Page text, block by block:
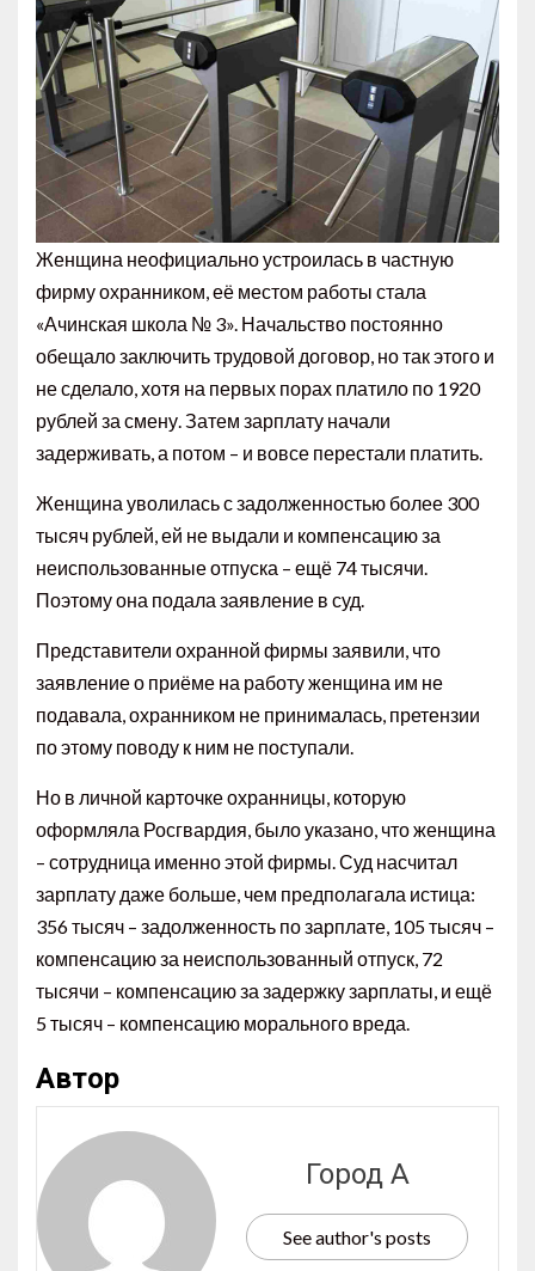
Женщина неофициально устроилась в частную
фирму охранником, её местом работы стала
«Ачинская школа № 3». Начальство постоянно
обещало заключить трудовой договор, но так этого и
не сделало, хотя на первых порах платило по 1920
рублей за смену. Затем зарплату начали
задерживать, а потом – и вовсе перестали платить.
Женщина уволилась с задолженностью более 300
тысяч рублей, ей не выдали и компенсацию за
неиспользованные отпуска – ещё 74 тысячи.
Поэтому она подала заявление в суд.
Представители охранной фирмы заявили, что
заявление о приёме на работу женщина им не
подавала, охранником не принималась, претензии
по этому поводу к ним не поступали.
Но в личной карточке охранницы, которую
оформляла Росгвардия, было указано, что женщина
– сотрудница именно этой фирмы. Суд насчитал
зарплату даже больше, чем предполагала истица:
356 тысяч – задолженность по зарплате, 105 тысяч –
компенсацию за неиспользованный отпуск, 72
тысячи – компенсацию за задержку зарплаты, и ещё
5 тысяч – компенсацию морального вреда.
Автор
Город А
See author's posts